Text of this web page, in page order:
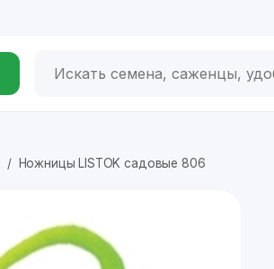
Ножницы LISTOK садовые 806